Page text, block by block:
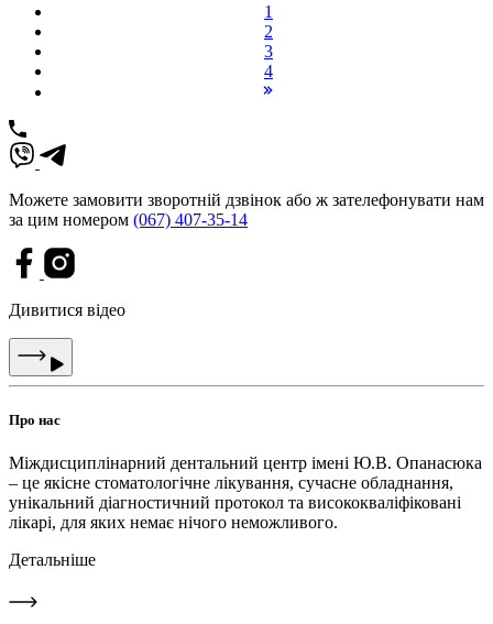
1
2
3
4
Можете замовити зворотній дзвінок або ж зателефонувати нам
за цим номером (067) 407-35-14
Дивитися відео
Про нас
Міждисциплінарний дентальний центр імені Ю.В. Опанасюка
– це якісне стоматологічне лікування, сучасне обладнання,
унікальний діагностичний протокол та висококваліфіковані
лікарі, для яких немає нічого неможливого.
Детальніше